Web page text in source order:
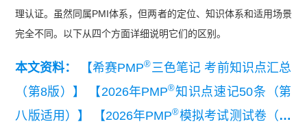
理认证。虽然同属PMI体系，但两者的定位、知识体系和适用场景
完全不同。以下从四个方面详细说明它们的区别。
本文资料： 【希赛PMP® 三色笔记 考前知识点汇总
（第8版）】
【2026年PMP®知识点速记50条（第
八版适用）】
【2026年PMP®模拟考试测试卷（第